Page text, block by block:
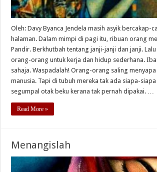
Oleh: Davy Byanca Jendela masih asyik bercakap-
halaman. Dalam mimpi di pagi itu, ribuan orang
Pandir. Berkhutbah tentang janji-janji dan janji.
orang-orang untuk kerja dan hidup sederhana.
sahaja. Waspadalah! Orang-orang saling
manusia. Tapi di tubuh mereka tak ada siapa-
segumpal otak beku kerana tak pernah dipakai. …
Read More »
Menangislah